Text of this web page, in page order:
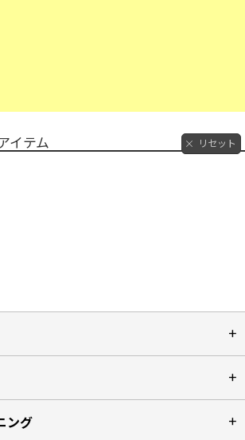
イテム リセット
ング